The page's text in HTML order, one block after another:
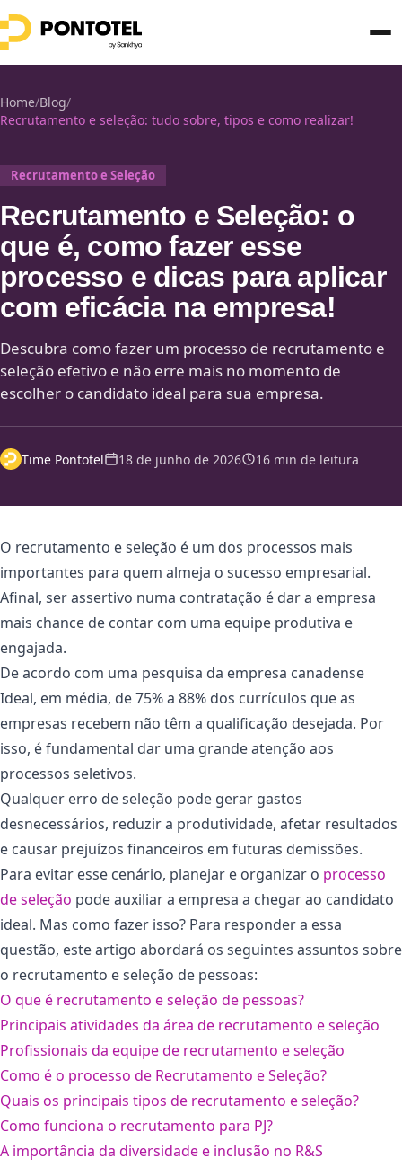
Home/Blog/
Recrutamento e seleção: tudo sobre, tipos e como realizar!
Recrutamento e Seleção
Recrutamento e Seleção: o
que é, como fazer esse
processo e dicas para aplicar
com eficácia na empresa!
Descubra como fazer um processo de recrutamento e
seleção efetivo e não erre mais no momento de
escolher o candidato ideal para sua empresa.
Time Pontotel 18 de junho de 2026 16 min de leitura
O recrutamento e seleção é um dos processos mais
importantes para quem almeja o sucesso empresarial.
Afinal, ser assertivo numa contratação é dar a empresa
mais chance de contar com uma equipe produtiva e
engajada.
De acordo com uma pesquisa da empresa canadense
Ideal, em média, de 75% a 88% dos currículos que as
empresas recebem não têm a qualificação desejada. Por
isso, é fundamental dar uma grande atenção aos
processos seletivos.
Qualquer erro de seleção pode gerar gastos
desnecessários, reduzir a produtividade, afetar resultados
e causar prejuízos financeiros em futuras demissões.
Para evitar esse cenário, planejar e organizar o processo
de seleção pode auxiliar a empresa a chegar ao candidato
ideal. Mas como fazer isso? Para responder a essa
questão, este artigo abordará os seguintes assuntos sobre
o recrutamento e seleção de pessoas:
O que é recrutamento e seleção de pessoas?
Principais atividades da área de recrutamento e seleção
Profissionais da equipe de recrutamento e seleção
Como é o processo de Recrutamento e Seleção?
Quais os principais tipos de recrutamento e seleção?
Como funciona o recrutamento para PJ?
A importância da diversidade e inclusão no R&S